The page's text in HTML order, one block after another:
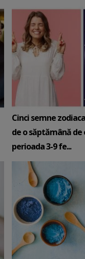
Cinci semne
de o săptămână de
perioada 3-9 fe...